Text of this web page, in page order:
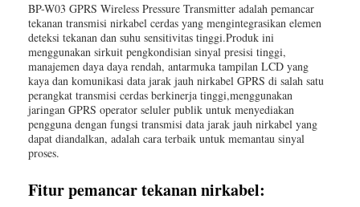
BP-W03 GPRS Wireless Pressure Transmitter adalah pemancar
tekanan transmisi nirkabel cerdas yang mengintegrasikan elemen
deteksi tekanan dan suhu sensitivitas tinggi.Produk ini
menggunakan sirkuit pengkondisian sinyal presisi tinggi,
manajemen daya daya rendah, antarmuka tampilan LCD yang
kaya dan komunikasi data jarak jauh nirkabel GPRS di salah satu
perangkat transmisi cerdas berkinerja tinggi,menggunakan
jaringan GPRS operator seluler publik untuk menyediakan
pengguna dengan fungsi transmisi data jarak jauh nirkabel yang
dapat diandalkan, adalah cara terbaik untuk memantau sinyal
proses.
Fitur pemancar tekanan nirkabel: